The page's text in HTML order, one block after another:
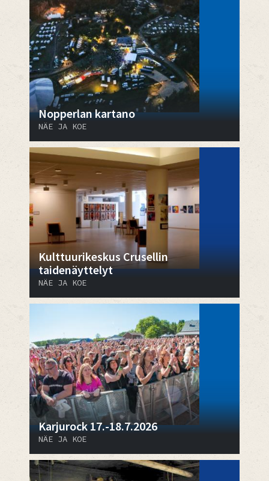
Nopperlan kartano
NÄE JA KOE
Kulttuurikeskus Crusellin
taidenäyttelyt
NÄE JA KOE
Karjurock 17.-18.7.2026
NÄE JA KOE